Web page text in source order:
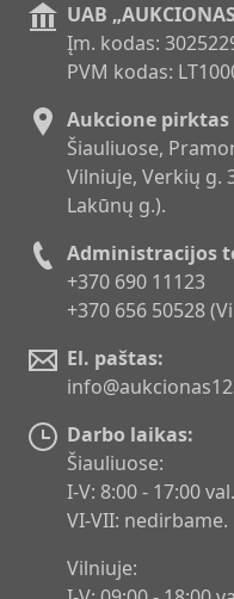
UAB
Įm. kodas:
PVM kodas:
Aukcione pirktas
Šiauliuose,
Vilniuje, Verkių g.
Lakūnų g.).
Administracijos
+370 690 11123
+370 656 50528
El. paštas:
Darbo laikas:
Šiauliuose:
I-V: 8:00 - 17:00 val.
VI-VII: nedirbame.
Vilniuje: